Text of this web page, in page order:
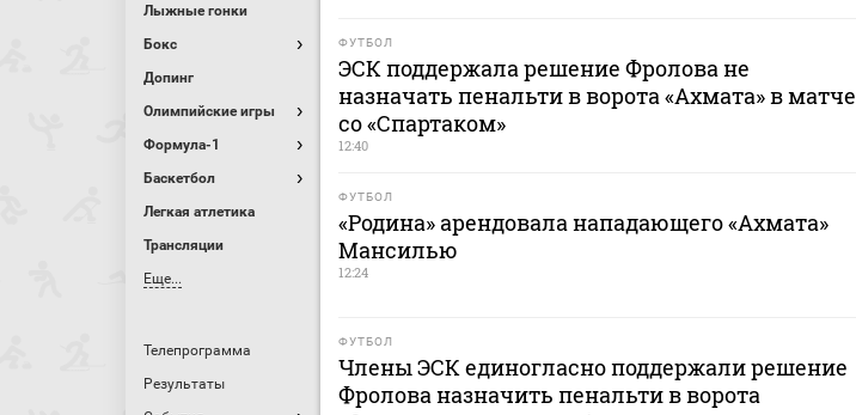
Лыжные гонки
Бокс
Допинг
Олимпийские игры
Формула-1
Баскетбол
Легкая атлетика
Трансляции
Еще...
Телепрограмма
Результаты
ФУТБОЛ
ЭСК поддержала решение Фролова не
назначать пенальти в ворота «Ахмата» в матче
со «Спартаком»
12:40
ФУТБОЛ
«Родина» арендовала нападающего «Ахмата»
Мансилью
12:24
ФУТБОЛ
Члены ЭСК единогласно поддержали решение
Фролова назначить пенальти в ворота